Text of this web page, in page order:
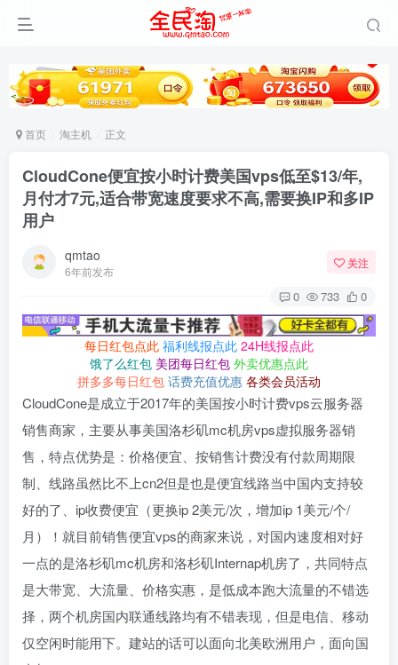
首页 淘主机 正文
CloudCone便宜按小时计费美国vps低至$13/年,
月付才7元,适合带宽速度要求不高,需要换IP和多IP
用户
qmtao
6年前发布
关注
0 733 0
每日红包点此 福利线报点此 24H线报点此
饿了么红包 美团每日红包 外卖优惠点此
拼多多每日红包 话费充值优惠 各类会员活动
CloudCone是成立于2017年的美国按小时计费vps云服务器
销售商家，主要从事美国洛杉矶mc机房vps虚拟服务器销
售，特点优势是：价格便宜、按销售计费没有付款周期限
制、线路虽然比不上cn2但是也是便宜线路当中国内支持较
好的了、ip收费便宜（更换ip 2美元/次，增加ip 1美元/个/
月）！就目前销售便宜vps的商家来说，对国内速度相对好
一点的是洛杉矶mc机房和洛杉矶Internap机房了，共同特点
是大带宽、大流量、价格实惠，是低成本跑大流量的不错选
择，两个机房国内联通线路均有不错表现，但是电信、移动
仅空闲时能用下。建站的话可以面向北美欧洲用户，面向国